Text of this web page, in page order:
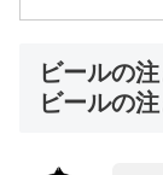
ビールの
ビールの